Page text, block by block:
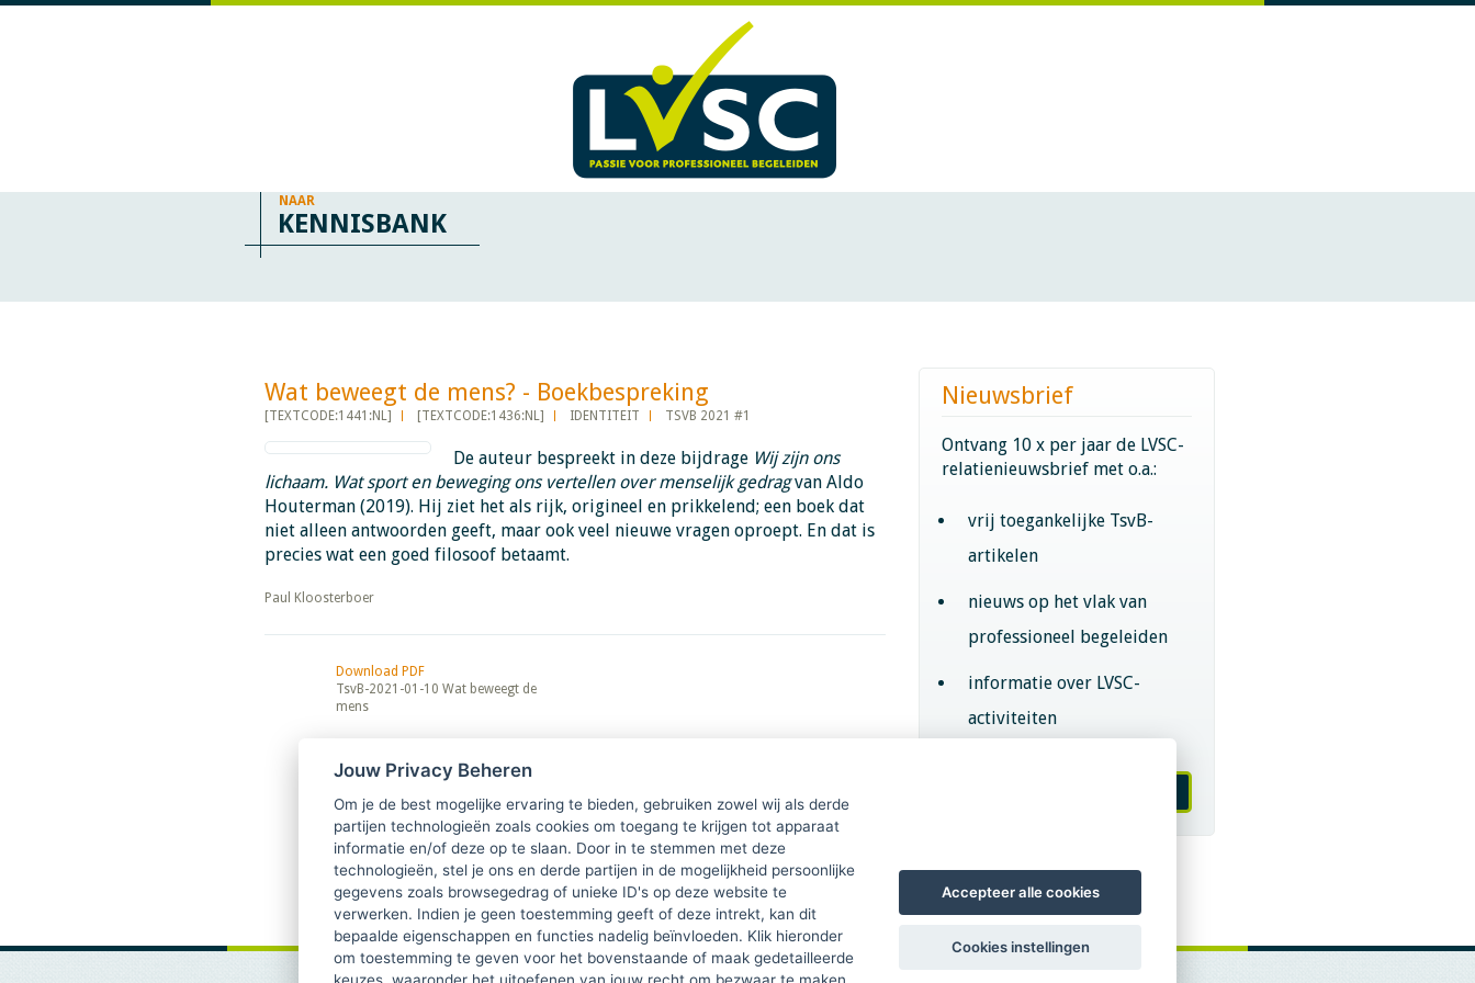
NAAR
KENNISBANK
Wat beweegt de mens? - Boekbespreking​​​​​​
[TEXTCODE:1441:NL] [TEXTCODE:1436:NL] IDENTITEIT TSVB 2021 #1
De auteur bespreekt in deze bijdrage Wij zijn ons
lichaam. Wat sport en beweging ons vertellen over menselijk gedragvan Aldo
Houterman (2019). Hij ziet het als rijk, origineel en prikkelend; een boek dat
niet alleen antwoorden geeft, maar ook veel nieuwe vragen oproept. En dat is
precies wat een goed filosoof betaamt.
​​​​​​​Paul Kloosterboer
Download PDF
TsvB-2021-01-10 Wat beweegt de
mens
Nieuwsbrief
Ontvang 10 x per jaar de LVSC-
relatienieuwsbrief met o.a.:
vrij toegankelijke TsvB-
artikelen
nieuws op het vlak van
professioneel begeleiden
informatie over LVSC-
activiteiten
Jouw Privacy Beheren
Om je de best mogelijke ervaring te bieden, gebruiken zowel wij als derde
partijen technologieën zoals cookies om toegang te krijgen tot apparaat
informatie en/of deze op te slaan. Door in te stemmen met deze
technologieën, stel je ons en derde partijen in de mogelijkheid persoonlijke
gegevens zoals browsegedrag of unieke ID's op deze website te
verwerken. Indien je geen toestemming geeft of deze intrekt, kan dit
bepaalde eigenschappen en functies nadelig beïnvloeden. Klik hieronder
om toestemming te geven voor het bovenstaande of maak gedetailleerde
Accepteer alle cookies
Cookies instellingen